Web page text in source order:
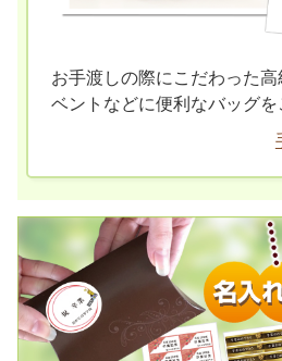
お手渡しの際にこだわった
ベントなどに便利なバッグを